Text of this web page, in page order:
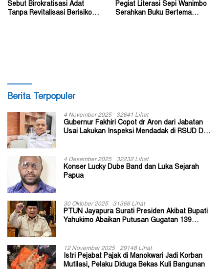
Sebut Birokratisasi Adat
Tanpa Revitalisasi Berisiko
Pegiat Literasi Sepi Wanimbo
Serahkan Buku Bertema
Berita Terpopuler
4 November 2025 32641 Lihat
Gubernur Fakhiri Copot dr Aron dari Jabatan
Usai Lakukan Inspeksi Mendadak di RSUD Dok
4 Desember 2025 32232 Lihat
Konser Lucky Dube Band dan Luka Sejarah
Papua
30 Oktober 2025 31366 Lihat
PTUN Jayapura Surati Presiden Akibat Bupati
Yahukimo Abaikan Putusan Gugatan 139
12 November 2025 29148 Lihat
Istri Pejabat Pajak di Manokwari Jadi Korban
Mutilasi, Pelaku Diduga Bekas Kuli Bangunan